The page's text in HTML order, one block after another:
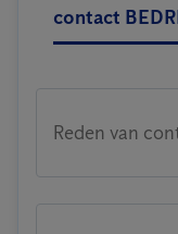
contact
Reden van